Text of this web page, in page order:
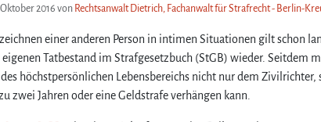
2016 von Rechtsanwalt Dietrich, Fachanwalt für Strafrecht - Berlin-
einer anderen Person in intimen Situationen gilt schon
Tatbestand im Strafgesetzbuch (StGB) wieder. Seitdem
höchstpersönlichen Lebensbereichs nicht nur dem
zwei Jahren oder eine Geldstrafe verhängen kann.